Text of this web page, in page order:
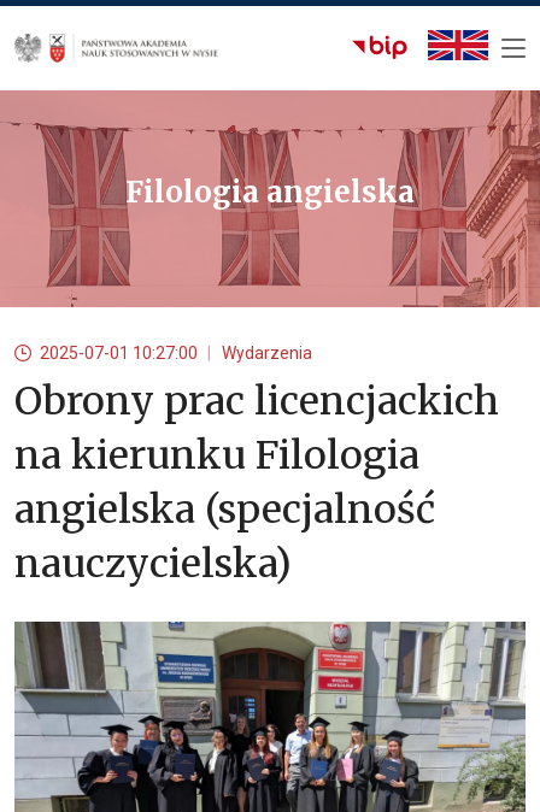
Filologia angielska
2025-07-01 10:27:00 Wydarzenia
Obrony prac licencjackich
na kierunku Filologia
angielska (specjalność
nauczycielska)